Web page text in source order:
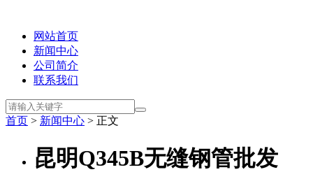
网站首页
新闻中心
公司简介
联系我们
首页 > 新闻中心 > 正文
昆明Q345B无缝钢管批发